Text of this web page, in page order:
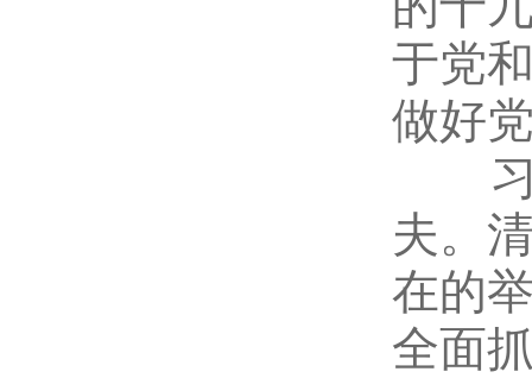
于党
做好
习
夫。
在的
全面